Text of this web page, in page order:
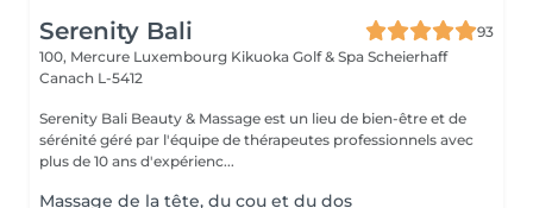
Serenity Bali
93
100, Mercure Luxembourg Kikuoka Golf & Spa Scheierhaff
Canach L-5412
Serenity Bali Beauty & Massage est un lieu de bien-être et de
sérénité géré par l'équipe de thérapeutes professionnels avec
plus de 10 ans d'expérienc...
Massage de la tête, du cou et du dos